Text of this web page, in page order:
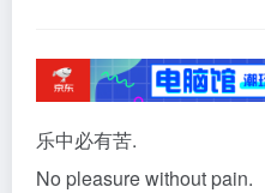
乐中必有苦.
No pleasure without pain.